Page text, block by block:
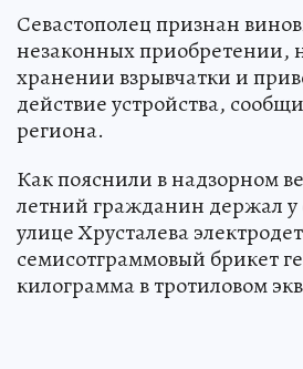
Севастополец признан
незаконных
хранении взрывчатки и
действие устройства,
региона.
Как пояснили в надзорном
летний гражданин держал у
улице Хрусталева
семисотграммовый брикет
килограмма в тротиловом